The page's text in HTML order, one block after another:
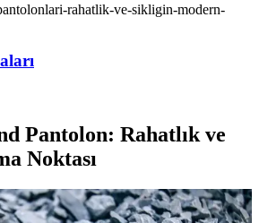
rahatlik-ve-sikligin-modern-
Pantolon: Rahatlık ve
Noktası